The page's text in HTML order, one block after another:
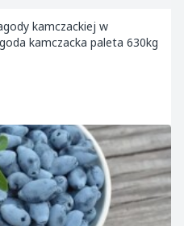
kamczackiej w